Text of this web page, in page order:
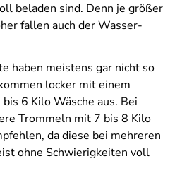
beladen sind. Denn je größer
fallen auch der Wasser-
haben meistens gar nicht so
locker mit einem
6 Kilo Wäsche aus. Bei
Trommeln mit 7 bis 8 Kilo
da diese bei mehreren
ohne Schwierigkeiten voll